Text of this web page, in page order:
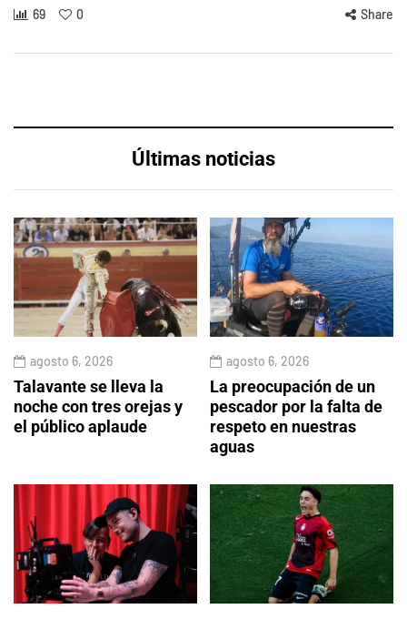
69 0 Share
Últimas noticias
agosto 6, 2026
Talavante se lleva la
noche con tres orejas y
el público aplaude
agosto 6, 2026
La preocupación de un
pescador por la falta de
respeto en nuestras
aguas